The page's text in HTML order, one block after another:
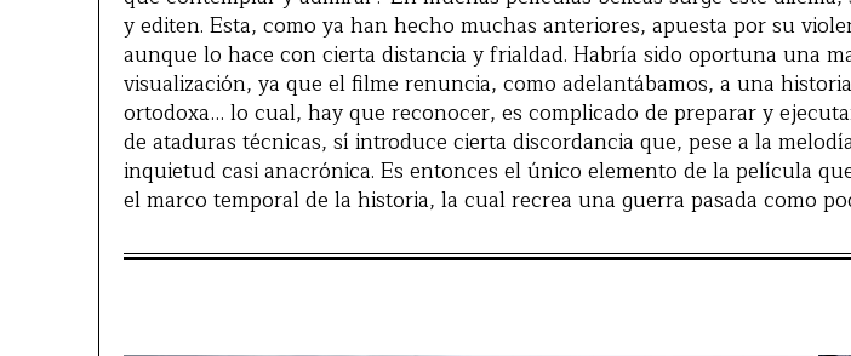
y editen. Esta, como ya han hecho muchas anteriores, apuesta por su
aunque lo hace con cierta distancia y frialdad. Habría sido oportuna una
visualización, ya que el filme renuncia, como adelantábamos, a una
ortodoxa… lo cual, hay que reconocer, es complicado de preparar y
de ataduras técnicas, sí introduce cierta discordancia que, pese a la
inquietud casi anacrónica. Es entonces el único elemento de la película
el marco temporal de la historia, la cual recrea una guerra pasada como